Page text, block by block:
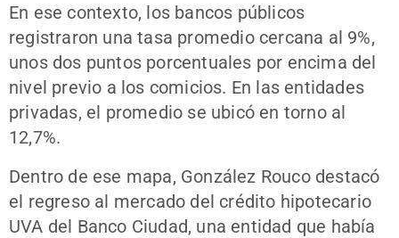
En ese contexto, los bancos públicos
registraron una tasa promedio cercana al 9%,
unos dos puntos porcentuales por encima del
nivel previo a los comicios. En las entidades
privadas, el promedio se ubicó en torno al
12,7%.
Dentro de ese mapa, González Rouco destacó
el regreso al mercado del crédito hipotecario
UVA del Banco Ciudad, una entidad que había